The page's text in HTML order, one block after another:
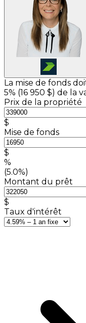
La mise de fonds
5% (16 950 $) de la
Prix de la propriété
$
Mise de fonds
$
%
(5.0%)
Montant du prêt
$
Taux d'intérêt